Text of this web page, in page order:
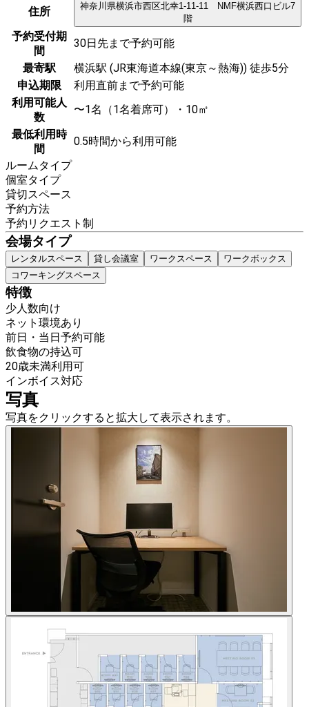
住所 神奈川県横浜市西区北幸1-11-11 NMF横浜西口ビル7
階
予約受付期
間
30日先まで予約可能
最寄駅
横浜駅 (JR東海道本線(東京～熱海)) 徒歩5分
申込期限
利用直前まで予約可能
利用可能人
数
〜1名（1名着席可）・10㎡
最低利用時
間
0.5時間から利用可能
ルームタイプ
個室タイプ
貸切スペース
予約方法
予約リクエスト制
会場タイプ
レンタルスペース 貸し会議室 ワークスペース
ワークボックス
コワーキングスペース
特徴
少人数向け
ネット環境あり
前日・当日予約可能
飲食物の持込可
20歳未満利用可
インボイス対応
写真
写真をクリックすると拡大して表示されます。